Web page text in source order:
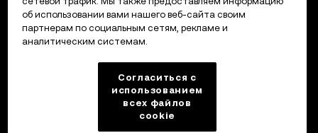
Крипто-калькулятор
об использовании вами нашего веб-сайта своим
партнерам по социальным сетям, рекламе и
аналитическим системам.
Согласиться с
использованием
всех файлов
cookie